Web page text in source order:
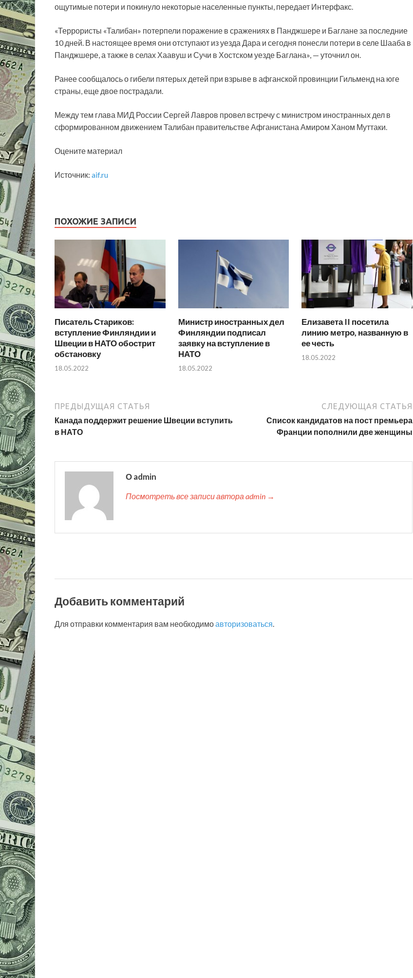
ощутимые потери и покинуло некоторые населенные пункты, передает Интерфакс.
«Террористы «Талибан» потерпели поражение в сражениях в Панджшере и Баглане за последние
10 дней. В настоящее время они отступают из уезда Дара и сегодня понесли потери в селе Шааба в
Панджшере, а также в селах Хаавуш и Сучи в Хостском уезде Баглана», — уточнил он.
Ранее сообщалось о гибели пятерых детей при взрыве в афганской провинции Гильменд на юге
страны, еще двое пострадали.
Между тем глава МИД России Сергей Лавров провел встречу с министром иностранных дел в
сформированном движением Талибан правительстве Афганистана Амиром Ханом Муттаки.
Оцените материал
Источник: aif.ru
ПОХОЖИЕ ЗАПИСИ
Писатель Стариков:
вступление Финляндии и
Швеции в НАТО обострит
обстановку
18.05.2022
Министр иностранных дел
Финляндии подписал
заявку на вступление в
НАТО
18.05.2022
Елизавета II посетила
линию метро, названную в
ее честь
18.05.2022
ПРЕДЫДУЩАЯ СТАТЬЯ
Канада поддержит решение Швеции вступить
в НАТО
СЛЕДУЮЩАЯ СТАТЬЯ
Список кандидатов на пост премьера
Франции пополнили две женщины
О admin
Посмотреть все записи автора admin →
Добавить комментарий
Для отправки комментария вам необходимоавторизоваться.